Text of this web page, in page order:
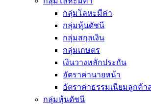
กลุ่มโลหะมีค่า
กลุ่มหุ้นดัชนี
กลุ่มสกุลเงิน
กลุ่มเกษตร
เงินวางหลักประกัน
อัตราค่านายหน้า
อัตราค่าธรรมเนียมลูกค้า
กลุ่มหุ้นดัชนี